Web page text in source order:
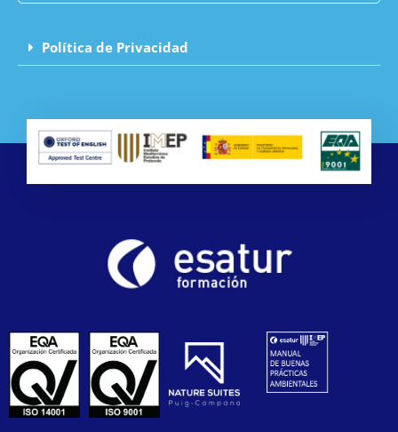
Política de Privacidad